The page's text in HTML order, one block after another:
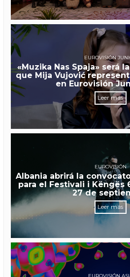
EUROVISIÓN
«Muzika Nas Spaja» será
que Mija Vujović
en Eurovisión
Leer más
EUROVISIÓN
Albania abrirá la
para el Festivali i Këngës
27 de
Leer más